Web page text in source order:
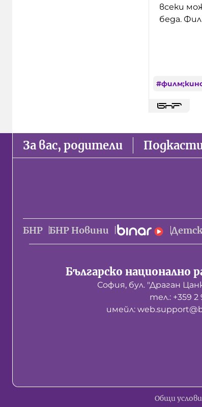
всеки
беда.
#
За вас, родители
БНР БНР Новини
Българско национално
София, бул. "Драган
тел.: +359 2
имейл:
Общи